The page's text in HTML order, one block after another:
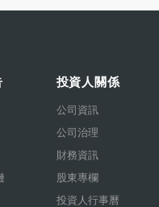
投資人關係
公司資訊
公司治理
財務資訊
股東專欄
投資人行事曆